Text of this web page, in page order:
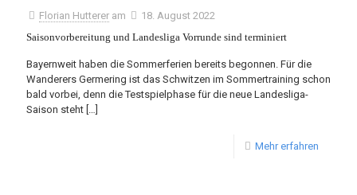
Florian Hutterer am
18. August 2022
Saisonvorbereitung und Landesliga Vorrunde sind terminiert
Bayernweit haben die Sommerferien bereits begonnen. Für die
Wanderers Germering ist das Schwitzen im Sommertraining schon
bald vorbei, denn die Testspielphase für die neue Landesliga-
Saison steht […]
Mehr erfahren